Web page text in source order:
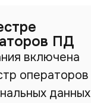
ПД
включена
операторов
данных